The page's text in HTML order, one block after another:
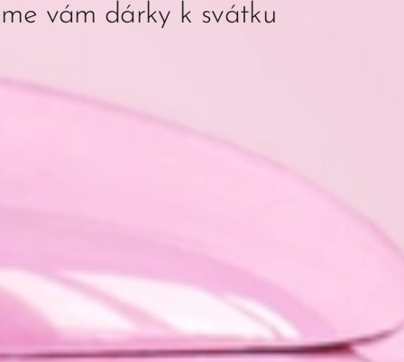
vám dárky k svátku